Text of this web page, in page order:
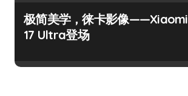
极简美学，徕卡影像——Xiaomi
17 Ultra登场